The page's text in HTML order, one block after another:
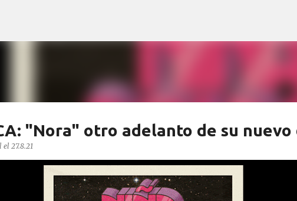
"Nora" otro adelanto de su nuevo
el 27.8.21